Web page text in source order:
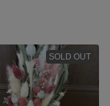
SOLD OUT